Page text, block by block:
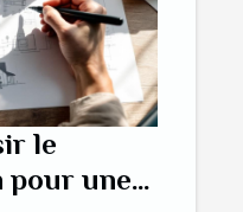
le
pour une